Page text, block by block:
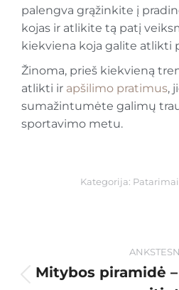
palengva grąžinkite į
kojas ir atlikite tą patį
kiekviena koja galite atlikti
Žinoma, prieš kiekvieną
atlikti ir apšilimo pratimus,
sumažintumėte galimų
sportavimo metu.
Kategorija: Patarimai
Mitybos piramidė